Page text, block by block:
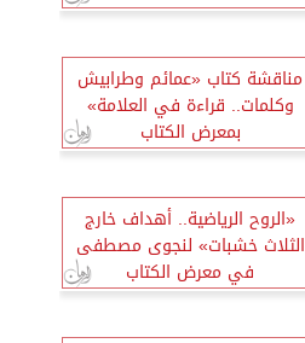
مناقشة كتاب «عمائم وطرابيش
وكلمات.. قراءة في العلامة»
بمعرض الكتاب
«الروح الرياضية.. أهداف خارج
الثلاث خشبات» لنجوى مصطفى
في معرض الكتاب